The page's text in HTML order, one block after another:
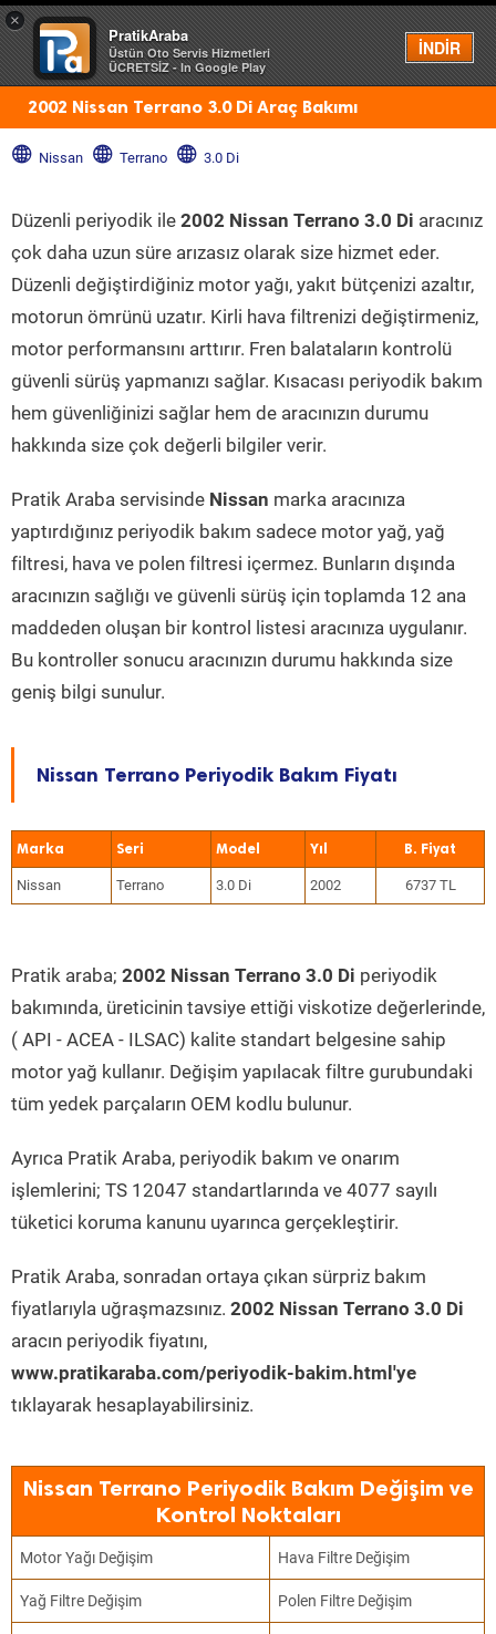
×
PratikAraba
Üstün Oto Servis Hizmetleri
ÜCRETSİZ - In Google Play
İNDİR
Menü
2002 Nissan Terrano 3.0 Di Araç Bakımı
Nissan Terrano 3.0 Di
Düzenli periyodik ile 2002 Nissan Terrano 3.0 Di aracınız
çok daha uzun süre arızasız olarak size hizmet eder.
Düzenli değiştirdiğiniz motor yağı, yakıt bütçenizi azaltır,
motorun ömrünü uzatır. Kirli hava filtrenizi değiştirmeniz,
motor performansını arttırır. Fren balataların kontrolü
güvenli sürüş yapmanızı sağlar. Kısacası periyodik bakım
hem güvenliğinizi sağlar hem de aracınızın durumu
hakkında size çok değerli bilgiler verir.
Pratik Araba servisinde Nissan marka aracınıza
yaptırdığınız periyodik bakım sadece motor yağ, yağ
filtresi, hava ve polen filtresi içermez. Bunların dışında
aracınızın sağlığı ve güvenli sürüş için toplamda 12 ana
maddeden oluşan bir kontrol listesi aracınıza uygulanır.
Bu kontroller sonucu aracınızın durumu hakkında size
geniş bilgi sunulur.
Nissan Terrano Periyodik Bakım Fiyatı
Marka Seri Model Yıl
Nissan Terrano 3.0 Di 2002 6737 TL
Pratik araba; 2002 Nissan Terrano 3.0 Di periyodik
bakımında, üreticinin tavsiye ettiği viskotize değerlerinde,
( API - ACEA - ILSAC) kalite standart belgesine sahip
motor yağ kullanır. Değişim yapılacak filtre gurubundaki
tüm yedek parçaların OEM kodlu bulunur.
Ayrıca Pratik Araba, periyodik bakım ve onarım
işlemlerini; TS 12047 standartlarında ve 4077 sayılı
tüketici koruma kanunu uyarınca gerçekleştirir.
Pratik Araba, sonradan ortaya çıkan sürpriz bakım
fiyatlarıyla uğraşmazsınız. 2002 Nissan Terrano 3.0 Di
aracın periyodik fiyatını,
www.pratikaraba.com/periyodik-bakim.html'ye
tıklayarak hesaplayabilirsiniz.
Nissan Terrano Periyodik Bakım Değişim ve
Kontrol Noktaları
Motor Yağı Değişim Hava Filtre Değişim
Yağ Filtre Değişim Polen Filtre Değişim